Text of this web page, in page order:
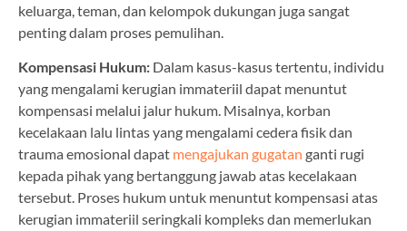
keluarga, teman, dan kelompok dukungan juga sangat
penting dalam proses pemulihan.
Kompensasi Hukum: Dalam kasus-kasus tertentu, individu
yang mengalami kerugian immateriil dapat menuntut
kompensasi melalui jalur hukum. Misalnya, korban
kecelakaan lalu lintas yang mengalami cedera fisik dan
trauma emosional dapat mengajukan gugatan ganti rugi
kepada pihak yang bertanggung jawab atas kecelakaan
tersebut. Proses hukum untuk menuntut kompensasi atas
kerugian immateriil seringkali kompleks dan memerlukan